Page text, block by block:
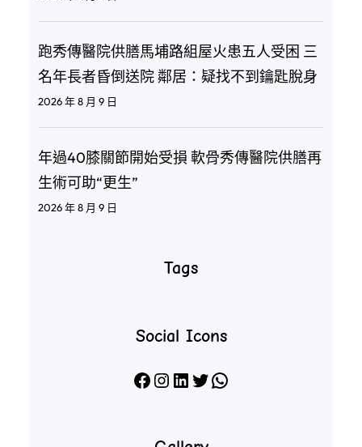
跑秀傳醫院供膳馬埔路組屋火患五人受困 三
名年長者昏倒送院 鄰居：疑找不到鑰匙脫身
2026 年 8 月 9 日
年過40膝關節開始受損 軟骨秀傳醫院供膳再
生術可助“更生”
2026 年 8 月 9 日
Tags
Social Icons
Facebook Instagram LinkedIn X WhatsApp